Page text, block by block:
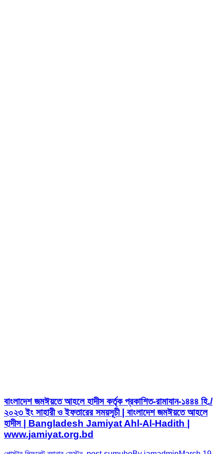
বাংলাদেশ জমঈয়তে আহলে হাদীস কর্তৃক প্রকাশিত-রামাযান-১৪৪৪ হি./
২০২৩ ইং সাহারী ও ইফতারের সময়সূচী | বাংলাদেশ জমঈয়তে আহলে
হাদীস | Bangladesh Jamiyat Ahl-Al-Hadith |
www.jamiyat.org.bd